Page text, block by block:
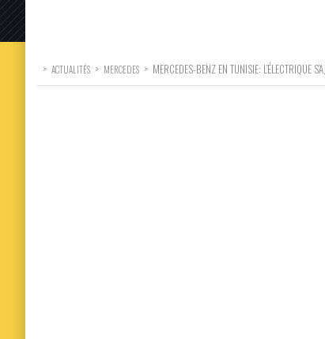
> ACTUALITÉS > MERCEDES > MERCEDES-BENZ EN TUNISIE: L’ÉLECTRIQUE